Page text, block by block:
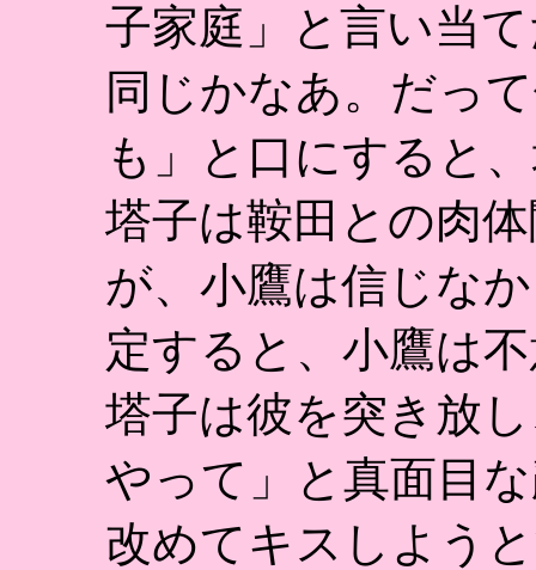
子家庭」と言い当
同じかなあ。だっ
も」と口にすると
塔子は鞍田との肉
が、小鷹は信じな
定すると、小鷹は
塔子は彼を突き放
やって」と真面目
改めてキスしよう